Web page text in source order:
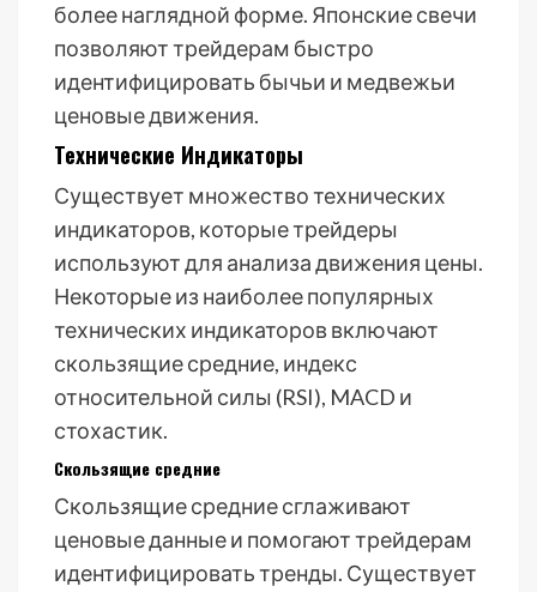
более наглядной форме. Японские свечи
позволяют трейдерам быстро
идентифицировать бычьи и медвежьи
ценовые движения.
Технические Индикаторы
Существует множество технических
индикаторов, которые трейдеры
используют для анализа движения цены.
Некоторые из наиболее популярных
технических индикаторов включают
скользящие средние, индекс
относительной силы (RSI), MACD и
стохастик.
Скользящие средние
Скользящие средние сглаживают
ценовые данные и помогают трейдерам
идентифицировать тренды. Существует